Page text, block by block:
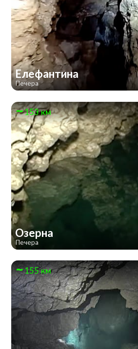
Елефантина
Печера
153 км
Озерна
Печера
155 км